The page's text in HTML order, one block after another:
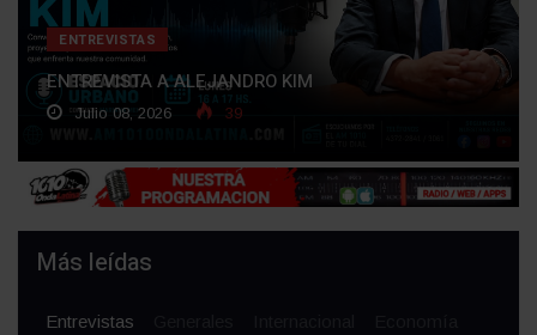
ENTREVISTAS
ENTREVISTA A ALEJANDRO KIM
Julio 08, 2026 39
Más leídas
Entrevistas